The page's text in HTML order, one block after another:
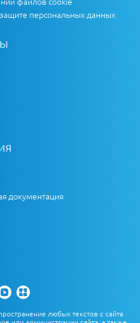
персональных данных
документация
любых текстов с сайта